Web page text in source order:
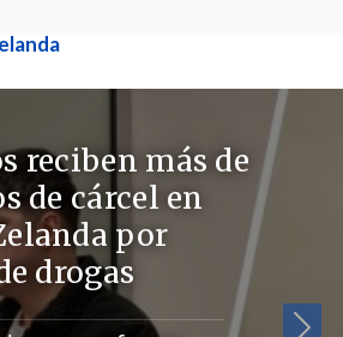
reciben más de
de cárcel en
por
drogas